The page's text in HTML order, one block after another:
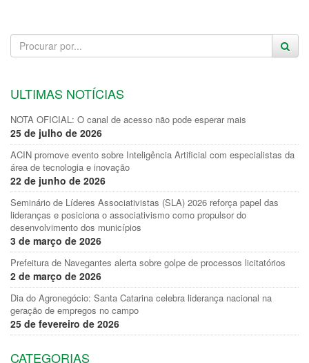
ULTIMAS NOTÍCIAS
NOTA OFICIAL: O canal de acesso não pode esperar mais
25 de julho de 2026
ACIN promove evento sobre Inteligência Artificial com especialistas da
área de tecnologia e inovação
22 de junho de 2026
Seminário de Líderes Associativistas (SLA) 2026 reforça papel das
lideranças e posiciona o associativismo como propulsor do
desenvolvimento dos municípios
3 de março de 2026
Prefeitura de Navegantes alerta sobre golpe de processos licitatórios
2 de março de 2026
Dia do Agronegócio: Santa Catarina celebra liderança nacional na
geração de empregos no campo
25 de fevereiro de 2026
CATEGORIAS